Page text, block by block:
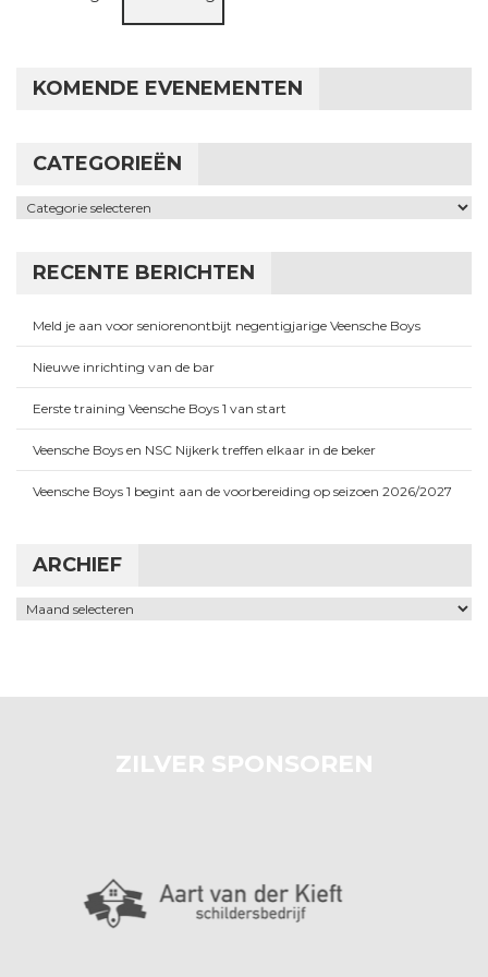
KOMENDE EVENEMENTEN
CATEGORIEËN
Categorieën
RECENTE BERICHTEN
Meld je aan voor seniorenontbijt negentigjarige Veensche Boys
Nieuwe inrichting van de bar
Eerste training Veensche Boys 1 van start
Veensche Boys en NSC Nijkerk treffen elkaar in de beker
Veensche Boys 1 begint aan de voorbereiding op seizoen 2026/2027
ARCHIEF
Archief
ZILVER SPONSOREN